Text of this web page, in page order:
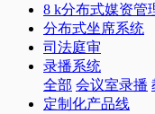
8 k分布式媒资管
分布式坐席系统
司法庭审
录播系统
全部 会议室录播
定制化产品线